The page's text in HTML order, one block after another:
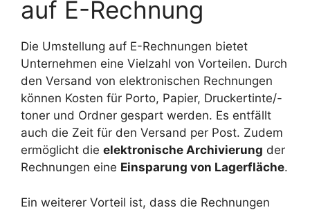
auf E-Rechnung
Die Umstellung auf E-Rechnungen bietet
Unternehmen eine Vielzahl von Vorteilen. Durch
den Versand von elektronischen Rechnungen
können Kosten für Porto, Papier, Druckertinte/-
toner und Ordner gespart werden. Es entfällt
auch die Zeit für den Versand per Post. Zudem
ermöglicht die elektronische Archivierung der
Rechnungen eine Einsparung von Lagerfläche.
Ein weiterer Vorteil ist, dass die Rechnungen